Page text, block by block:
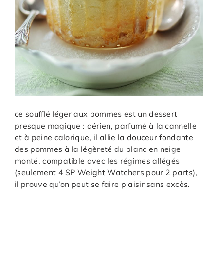
ce soufflé léger aux pommes est un dessert
presque magique : aérien, parfumé à la cannelle
et à peine calorique, il allie la douceur fondante
des pommes à la légèreté du blanc en neige
monté. compatible avec les régimes allégés
(seulement 4 SP Weight Watchers pour 2 parts),
il prouve qu’on peut se faire plaisir sans excès.